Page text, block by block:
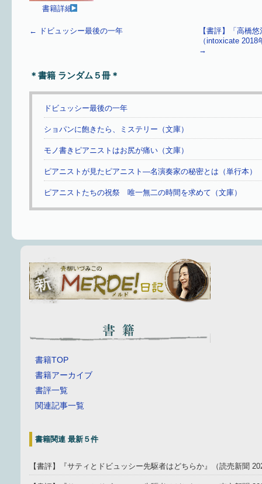
書籍詳細
← ドビュッシー最後の一年
【書評】「高橋
（intoxicate
→
＊書籍 ランダム５冊＊
ドビュッシー最後の一年
ショパンに飽きたら、ミステリー（文庫）
モノ書きピアニストはお尻が痛い（文庫）
ピアニストが見たピアニスト—名演奏家の秘密とは（単行本）
ピアニストたちの祝祭 唯一無二の時間を求めて（文庫）
書籍TOP
書籍アーカイブ
書評一覧
関連記事一覧
書籍関連 最新５件
【書評】『サティとドビュッシー先駆者はどちらか』（読売新聞